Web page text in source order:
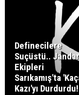
Definecilere
Suçüstü..
Ekipleri
Sarıkamış'ta
Kazı'yı Durdurdu!